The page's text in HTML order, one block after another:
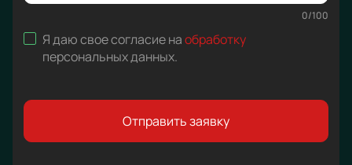
0/100
Я даю свое согласие наобработку
персональных данных.
Отправить заявку